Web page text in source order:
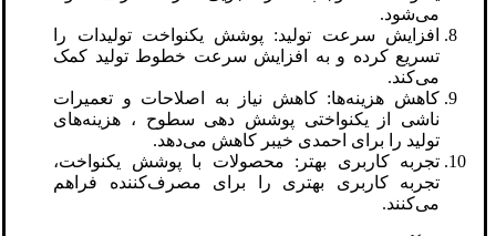
می‌شود.
افزایش سرعت تولید: پوشش یکنواخت تولیدات را
تسریع کرده و به افزایش سرعت خطوط تولید کمک
می‌کند.
کاهش هزینه‌ها: کاهش نیاز به اصلاحات و تعمیرات
ناشی از یکنواختی پوشش دهی سطوح ، هزینه‌های
تولید را برای احمدی خیبر کاهش می‌دهد.
تجربه کاربری بهتر: محصولات با پوشش یکنواخت،
تجربه کاربری بهتری را برای مصرف‌کننده فراهم
می‌کنند.